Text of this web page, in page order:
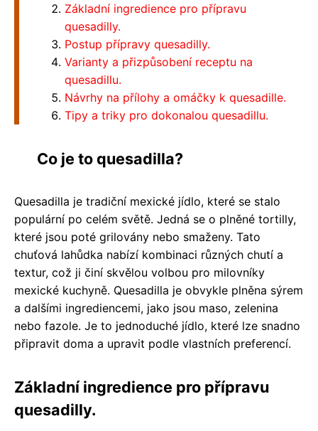
Základní ingredience pro přípravu
quesadilly.
Postup přípravy quesadilly.
Varianty a přizpůsobení receptu na
quesadillu.
Návrhy na přílohy a omáčky k quesadille.
Tipy a triky pro dokonalou quesadillu.
Co je to quesadilla?
Quesadilla je tradiční mexické jídlo, které se stalo
populární po celém světě. Jedná se o plněné tortilly,
které jsou poté grilovány nebo smaženy. Tato
chuťová lahůdka nabízí kombinaci různých chutí a
textur, což ji činí skvělou volbou pro milovníky
mexické kuchyně. Quesadilla je obvykle plněna sýrem
a dalšími ingrediencemi, jako jsou maso, zelenina
nebo fazole. Je to jednoduché jídlo, které lze snadno
připravit doma a upravit podle vlastních preferencí.
Základní ingredience pro přípravu
quesadilly.